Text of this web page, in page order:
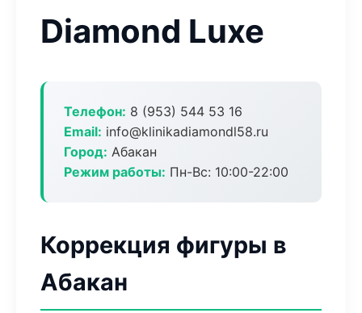
Diamond Luxe
Телефон: 8 (953) 544 53 16
Email: info@klinikadiamondl58.ru
Город: Абакан
Режим работы: Пн-Вс: 10:00-22:00
Коррекция фигуры в
Абакан